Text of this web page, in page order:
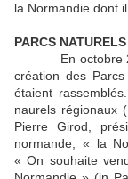
la Normandie dont il
PARCS
En octobre
création des
étaient
naurels régionaux
Pierre Girod,
normande, « la
« On souhaite